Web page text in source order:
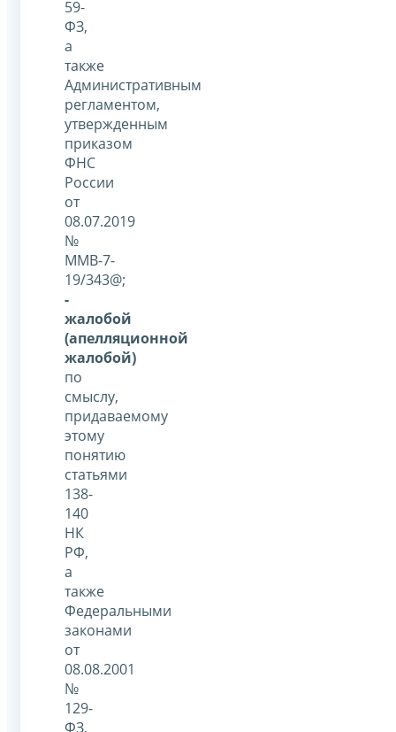
59-
ФЗ,
а
также
Административным
регламентом,
утвержденным
приказом
ФНС
России
от
08.07.2019
№
ММВ-7-
19/343@;
-
жалобой
(апелляционной
жалобой)
по
смыслу,
придаваемому
этому
понятию
статьями
138-
140
НК
РФ,
а
также
Федеральными
законами
от
08.08.2001
№
129-
ФЗ,